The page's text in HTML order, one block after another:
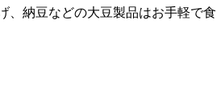
、納豆などの大豆製品はお手軽で食